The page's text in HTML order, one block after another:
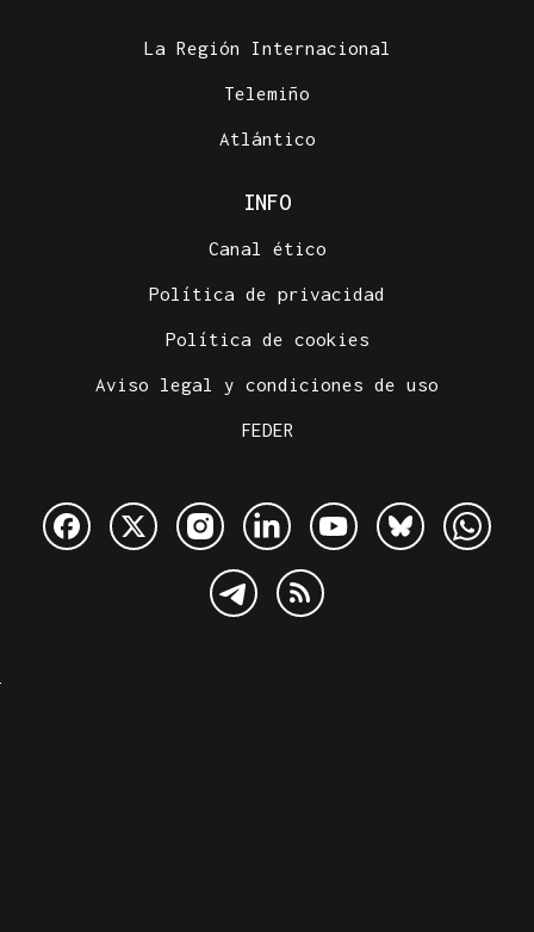
La Región Internacional
Telemiño
Atlántico
INFO
Canal ético
Política de privacidad
Política de cookies
Aviso legal y condiciones de uso
FEDER